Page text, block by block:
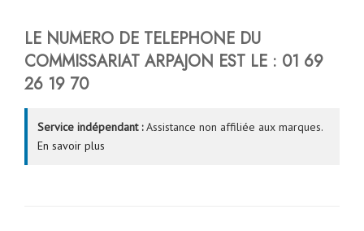
LE NUMERO DE TELEPHONE DU
COMMISSARIAT ARPAJON EST LE : 01 69
26 19 70
Service indépendant :Assistance non affiliée aux marques.
En savoir plus